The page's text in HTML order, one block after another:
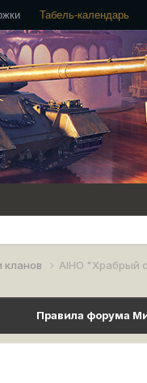
Табель-календарь
кланов AIHO "Храбрый
Правила форума